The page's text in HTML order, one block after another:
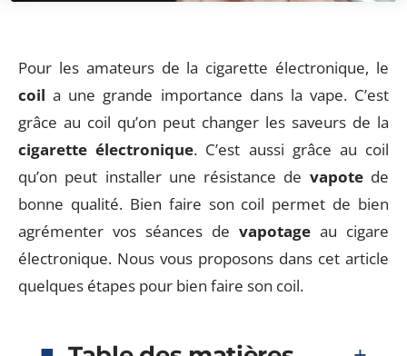
Pour les amateurs de la cigarette électronique, le
coil a une grande importance dans la vape. C’est
grâce au coil qu’on peut changer les saveurs de la
cigarette électronique. C’est aussi grâce au coil
qu’on peut installer une résistance de vapotede
bonne qualité. Bien faire son coil permet de bien
agrémenter vos séances de vapotage au cigare
électronique. Nous vous proposons dans cet article
quelques étapes pour bien faire son coil.